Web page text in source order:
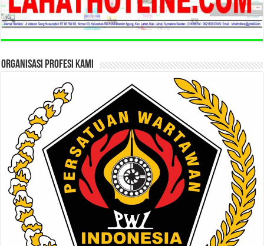
ORGANISASI PROFESI KAMI